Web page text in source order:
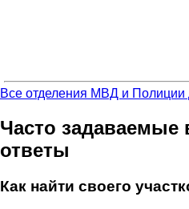
Все отделения МВД и Полиции
Часто задаваемые
ответы
Как найти своего